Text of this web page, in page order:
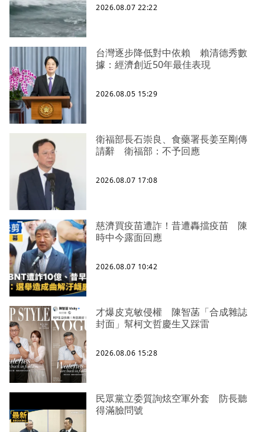
2026.08.07 22:22
台灣逐步降低對中依賴 賴清德秀數
據：經濟創近50年最佳表現
2026.08.05 15:29
衛福部長石崇良、食藥署長姜至剛傳
請辭 衛福部：不予回應
2026.08.07 17:08
慈濟買疫苗遭詐！昔遭轟擋疫苗 陳
時中今露面回應
2026.08.07 10:42
才爆皮克敏侵權 陳智菡「合成雜誌
封面」幫柯文哲慶生又踩雷
2026.08.06 15:28
民眾黨立委質詢炫空軍外套 防長聽
得滿臉問號